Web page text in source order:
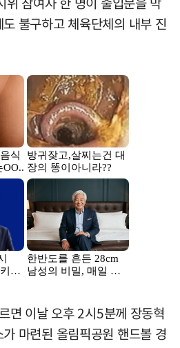
불구하고 체육단체의 내부 진
면 이날 오후 2시5분께 장동혁
마련된 올림픽공원 핸드볼 경